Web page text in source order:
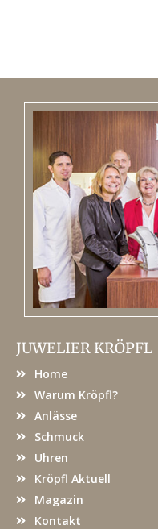
JUWELIER KRÖPFL
Home
Warum Kröpfl?
Anlässe
Schmuck
Uhren
Kröpfl Aktuell
Magazin
Kontakt